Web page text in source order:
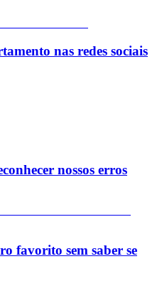
nas redes sociais
nossos erros
favorito sem saber se